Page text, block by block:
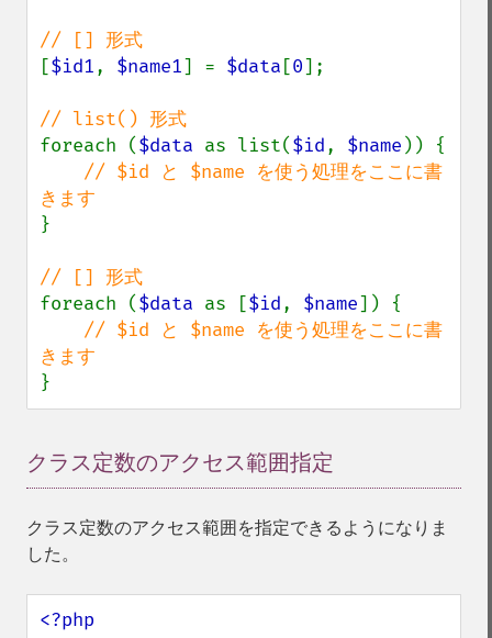
[$id1, $name1] = $data [0];
foreach ($data as list($id, $name )) {
// $id と $name を使う処理をここに書
}
foreach ($data as [$id, $name]) {
// $id と $name を使う処理をここに書
}
クラス定数のアクセス範囲指定
クラス定数のアクセス範囲を指定できるようになりま
した。